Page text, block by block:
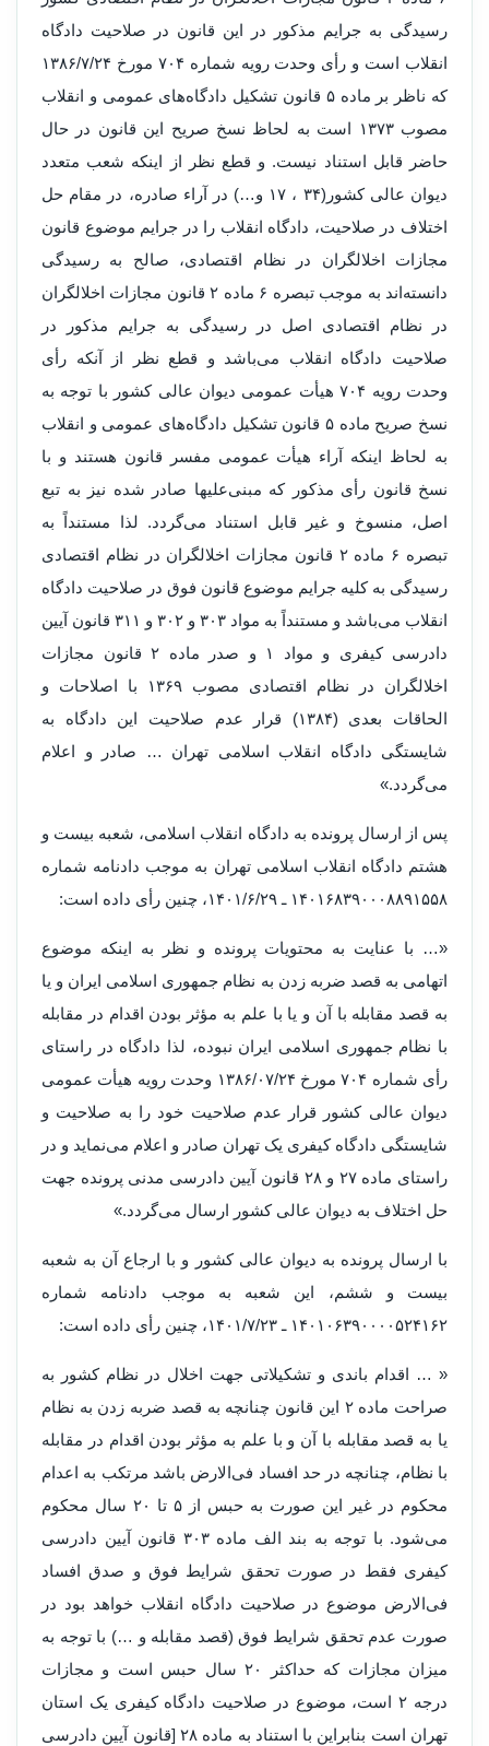
رسیدگی به جرایم مذکور در این قانون در صلاحیت دادگاه
انقلاب است و رأی وحدت رویه شماره ۷۰۴ مورخ ۱۳۸۶/۷/۲۴
که ناظر بر ماده ۵ قانون تشکیل دادگاه‌های عمومی و انقلاب
مصوب ۱۳۷۳ است به لحاظ نسخ صریح این قانون در حال
حاضر قابل استناد نیست. و قطع نظر از اینکه شعب متعدد
دیوان عالی کشور(۳۴ ، ۱۷ و…) در آراء صادره، در مقام حل
اختلاف در صلاحیت، دادگاه انقلاب را در جرایم موضوع قانون
مجازات اخلالگران در نظام اقتصادی، صالح به رسیدگی
دانسته‌اند به موجب تبصره ۶ ماده ۲ قانون مجازات اخلالگران
در نظام اقتصادی اصل در رسیدگی به جرایم مذکور در
صلاحیت دادگاه انقلاب می‌باشد و قطع نظر از آنکه رأی
وحدت رویه ۷۰۴ هیأت عمومی دیوان عالی کشور با توجه به
نسخ صریح ماده ۵ قانون تشکیل دادگاه‌های عمومی و انقلاب
به لحاظ اینکه آراء هیأت عمومی مفسر قانون هستند و با
نسخ قانون رأی مذکور که مبنی‌علیها صادر شده نیز به تبع
اصل، منسوخ و غیر قابل استناد می‌گردد. لذا مستنداً به
تبصره ۶ ماده ۲ قانون مجازات اخلالگران در نظام اقتصادی
رسیدگی به کلیه جرایم موضوع قانون فوق در صلاحیت دادگاه
انقلاب می‌باشد و مستنداً به مواد ۳۰۳ و ۳۰۲ و ۳۱۱ قانون آیین
دادرسی کیفری و مواد ۱ و صدر ماده ۲ قانون مجازات
اخلالگران در نظام اقتصادی مصوب ۱۳۶۹ با اصلاحات و
الحاقات بعدی (۱۳۸۴) قرار عدم صلاحیت این دادگاه به
شایستگی دادگاه انقلاب اسلامی تهران … صادر و اعلام
می‌گردد.»
پس از ارسال پرونده به دادگاه انقلاب اسلامی، شعبه بیست و
هشتم دادگاه انقلاب اسلامی تهران به موجب دادنامه شماره
۱۴۰۱۶۸۳۹۰۰۰۸۸۹۱۵۵۸ ـ ۱۴۰۱/۶/۲۹، چنین رأی داده است:
«… با عنایت به محتویات پرونده و نظر به اینکه موضوع
اتهامی به قصد ضربه زدن به نظام جمهوری اسلامی ایران و یا
به قصد مقابله با آن و یا با علم به مؤثر بودن اقدام در مقابله
با نظام جمهوری اسلامی ایران نبوده، لذا دادگاه در راستای
رأی شماره ۷۰۴ مورخ ۱۳۸۶/۰۷/۲۴ وحدت رویه هیأت عمومی
دیوان عالی کشور قرار عدم صلاحیت خود را به صلاحیت و
شایستگی دادگاه کیفری یک تهران صادر و اعلام می‌نماید و در
راستای ماده ۲۷ و ۲۸ قانون آیین دادرسی مدنی پرونده جهت
حل اختلاف به دیوان عالی کشور ارسال می‌گردد.»
با ارسال پرونده به دیوان عالی کشور و با ارجاع آن به شعبه
بیست و ششم، این شعبه به موجب دادنامه شماره
۱۴۰۱۰۶۳۹۰۰۰۰۵۲۴۱۶۲ ـ ۱۴۰۱/۷/۲۳، چنین رأی داده است:
« … اقدام باندی و تشکیلاتی جهت اخلال در نظام کشور به
صراحت ماده ۲ این قانون چنانچه به قصد ضربه زدن به نظام
یا به قصد مقابله با آن و با علم به مؤثر بودن اقدام در مقابله
با نظام، چنانچه در حد افساد فی‌الارض باشد مرتکب به اعدام
محکوم در غیر این صورت به حبس از ۵ تا ۲۰ سال محکوم
می‌شود. با توجه به بند الف ماده ۳۰۳ قانون آیین دادرسی
کیفری فقط در صورت تحقق شرایط فوق و صدق افساد
فی‌الارض موضوع در صلاحیت دادگاه انقلاب خواهد بود در
صورت عدم تحقق شرایط فوق (قصد مقابله و …) با توجه به
میزان مجازات که حداکثر ۲۰ سال حبس است و مجازات
درجه ۲ است، موضوع در صلاحیت دادگاه کیفری یک استان
تهران است بنابراین با استناد به ماده ۲۸ [قانون آیین دادرسی